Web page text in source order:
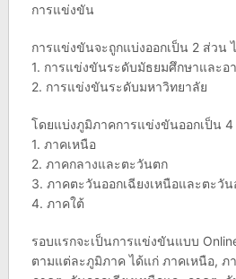
การแข่งขัน
การแข่งขันจะถูกแบ่งออกเป็น 2 ส่วน
1. การแข่งขันระดับมัธยมศึกษาและอ
2. การแข่งขันระดับมหาวิทยาลัย
โดยแบ่งภูมิภาคการแข่งขันออกเป็น
1. ภาคเหนือ
2. ภาคกลางและตะวันตก
3. ภาคตะวันออกเฉียงเหนือและตะวัน
4. ภาคใต้
รอบแรกจะเป็นการแข่งขันแบบ
ตามแต่ละภูมิภาค ได้แก่ ภาคเหนือ, ภ